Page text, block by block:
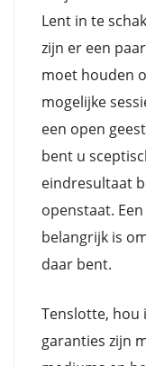
Lent in te
zijn er een
moet houden
mogelijke
een open
bent u
eindresultaat
openstaat.
belangrijk is
daar bent.
Tenslotte, hou
garanties zijn